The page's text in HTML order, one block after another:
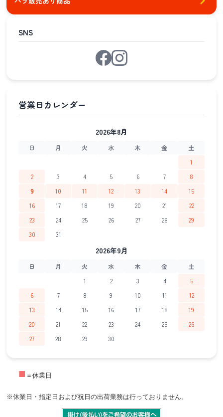
SNS
2026年8月
日 月 火 水 木 金
土
1
2
3 4 5 6 7
8
9
10 11 12 13 14
15
16
17 18 19 20 21
22
23
24 25 26 27 28
29
30
31
2026年9月
日 月 火 水 木 金
土
1
2 3 4
5
6
7 8 9 10 11
12
13
14 15 16 17 18
19
20
21 22 23 24 25
26
27
28 29 30
■ ＝休業日
※休業日・指定日および祝日の出荷業務は行っておりません。